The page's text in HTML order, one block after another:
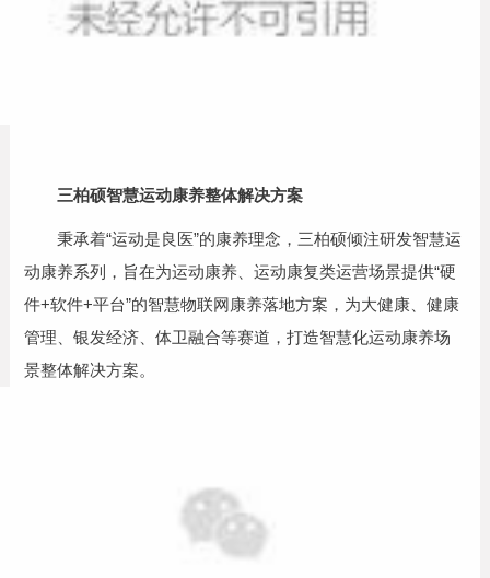
三柏硕智慧运动康养整体解决方案
秉承着“运动是良医”的康养理念，三柏硕倾注研发智慧运
动康养系列，旨在为运动康养、运动康复类运营场景提供“硬
件+软件+平台”的智慧物联网康养落地方案，为大健康、健康
管理、 银发经济、体卫融合等赛道，打造智慧化运动康养场
景整体解决方案。